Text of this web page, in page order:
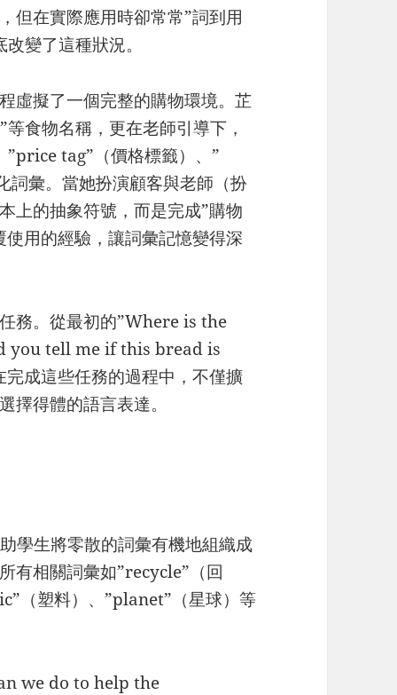
但在實際應用時卻常常”詞到用
變了這種狀況。
虛擬了一個完整的購物環境。芷
食物名稱，更在老師引導下，
tag”（價格標籤）、”
彙。當她扮演顧客與老師（扮
上的抽象符號，而是完成”購物
用的經驗，讓詞彙記憶變得深
務。從最初的”Where is the
you tell me if this bread is
成這些任務的過程中，不僅擴
擇得體的語言表達。
學生將零散的詞彙有機地組織成
有相關詞彙如”recycle”（回
（塑料）、”planet”（星球）等
we do to help the